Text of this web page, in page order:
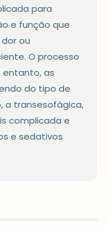
para
e função que
ou
O processo
entanto, as
do tipo de
a transesofágica,
complicada e
e sedativos